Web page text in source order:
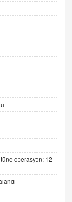
Şamar:
Yürüyoruz"
operasyon: 12